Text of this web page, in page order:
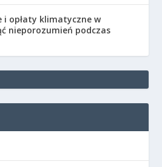
opłaty klimatyczne w
nieporozumień podczas